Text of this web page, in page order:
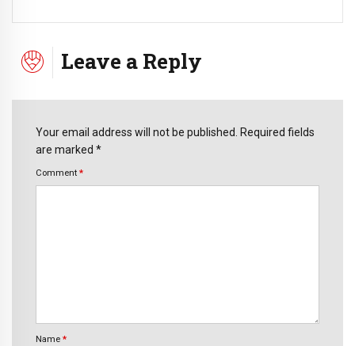
Leave a Reply
Your email address will not be published. Required fields
are marked *
Comment *
Name *